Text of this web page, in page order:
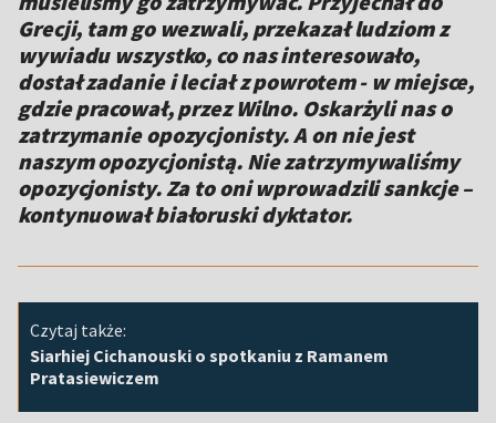
Grecji, tam go wezwali, przekazał ludziom z
wywiadu wszystko, co nas interesowało,
dostał zadanie i leciał z powrotem - w miejsce,
gdzie pracował, przez Wilno. Oskarżyli nas o
zatrzymanie opozycjonisty. A on nie jest
naszym opozycjonistą. Nie zatrzymywaliśmy
opozycjonisty. Za to oni wprowadzili sankcje –
kontynuował białoruski dyktator.
Czytaj także:
Siarhiej Cichanouski o spotkaniu z Ramanem
Pratasiewiczem